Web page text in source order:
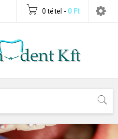
0 tétel - 0 Ft